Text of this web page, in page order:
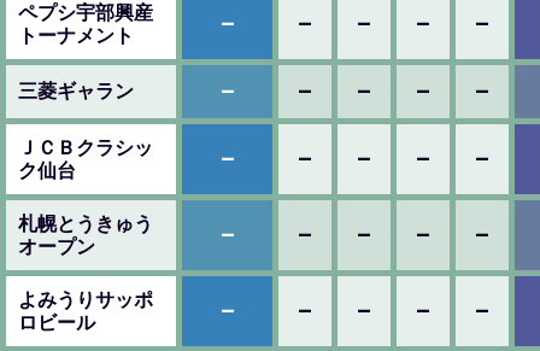
ペプシ宇部興産
トーナメント
– – – – –
三菱ギャラン – – – – –
ＪＣＢクラシッ
ク仙台
– – – – –
札幌とうきゅう
オープン
– – – – –
よみうりサッポ
ロビール
– – – – –